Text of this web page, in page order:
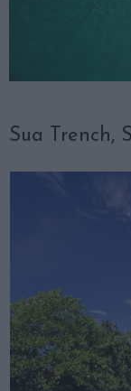
Sua Trench,